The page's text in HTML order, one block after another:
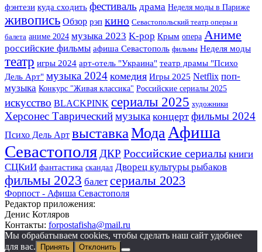
фэнтези куда сходить фестиваль драма Неделя моды в Париже
живопись Обзор рэп кино Севастопольский театр оперы и
балета аниме 2024 музыка 2023 K-pop Крым опера Аниме
российские фильмы афиша Севастополь фильмы Неделя моды
театр игры 2024 арт-отель "Украина" театр драмы "Психо
Дель Арт" музыка 2024 комедия Игры 2025 Netflix поп-
музыка Конкурс "Живая классика" Российские сериалы 2025
искусство BLACKPINK сериалы 2025 художники
Херсонес Таврическиймузыка концерт фильмы 2024
Психо Дель Арт выставкаМода Афиша
Севастополя ДКР Российские сериалы книги
СЦКиИ фантастика скандал Дворец культуры рыбаков
фильмы 2023 балет сериалы 2023
Форпост - Афиша Севастополя
Редактор приложения:
Денис Котляров
Контакты: forpostafisha@mail.ru
Мы обрабатываем cookies, чтобы сделать наш сайт удобнее
для вас.
Принять Отклонить